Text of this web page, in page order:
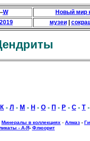
W Новый мир
2019 музеи|
К - Л - М - Н - О - П - Р - С - Т -
Минералы в коллекциях - Алмаз -
- А-Я- Флюорит